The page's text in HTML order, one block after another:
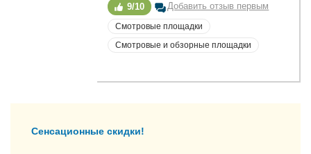
9/10 Добавить отзыв первым
Смотровые площадки
Смотровые и обзорные площадки
Сенсационные скидки!